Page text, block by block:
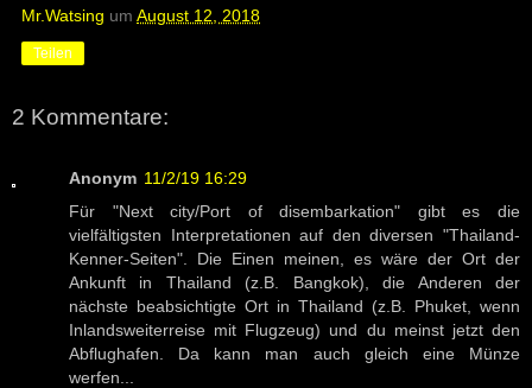
Mr.Watsing um August 12, 2018
Teilen
2 Kommentare:
Anonym 11/2/19 16:29
Für "Next city/Port of disembarkation" gibt es die
vielfältigsten Interpretationen auf den diversen "Thailand-
Kenner-Seiten". Die Einen meinen, es wäre der Ort der
Ankunft in Thailand (z.B. Bangkok), die Anderen der
nächste beabsichtigte Ort in Thailand (z.B. Phuket, wenn
Inlandsweiterreise mit Flugzeug) und du meinst jetzt den
Abflughafen. Da kann man auch gleich eine Münze
werfen...